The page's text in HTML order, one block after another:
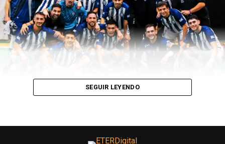
Por esto, cuando hoy se lo observa compitiendo en la
élite del fútbol, no tenemos que olvidar por todo lo que
tuvo que atravesar el Pitbull de Conchalí, quien además
es un gran ejemplo de superación para todos aquellos
adelante.
SEGUIR LEYENDO